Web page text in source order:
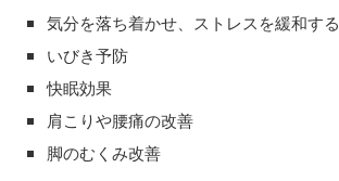
気分を落ち着かせ、ストレスを緩和する
いびき予防
快眠効果
肩こりや腰痛の改善
脚のむくみ改善